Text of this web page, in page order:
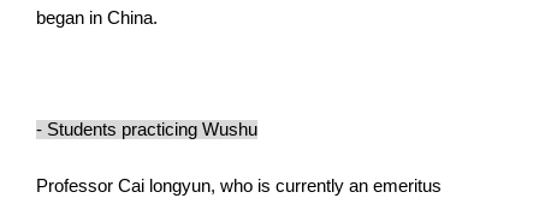
began in China.
- Students practicing Wushu
Professor Cai longyun, who is currently an emeritus